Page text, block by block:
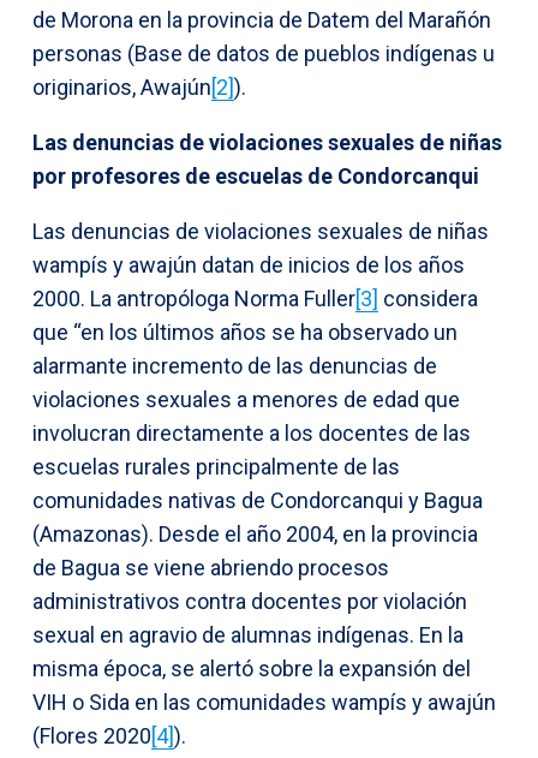
de Morona en la provincia de Datem del Marañón
personas (Base de datos de pueblos indígenas u
originarios, Awajún[2]).
Las denuncias de violaciones sexuales de niñas
por profesores de escuelas de Condorcanqui
Las denuncias de violaciones sexuales de niñas
wampís y awajún datan de inicios de los años
2000. La antropóloga Norma Fuller[3] considera
que “en los últimos años se ha observado un
alarmante incremento de las denuncias de
violaciones sexuales a menores de edad que
involucran directamente a los docentes de las
escuelas rurales principalmente de las
comunidades nativas de Condorcanqui y Bagua
(Amazonas). Desde el año 2004, en la provincia
de Bagua se viene abriendo procesos
administrativos contra docentes por violación
sexual en agravio de alumnas indígenas. En la
misma época, se alertó sobre la expansión del
VIH o Sida en las comunidades wampís y awajún
(Flores 2020[4]).